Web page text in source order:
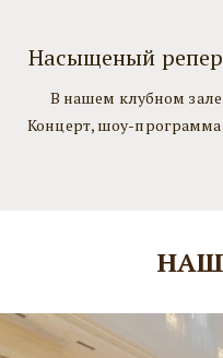
Насыщеный
В нашем клубном зале
Концерт, шоу-программа